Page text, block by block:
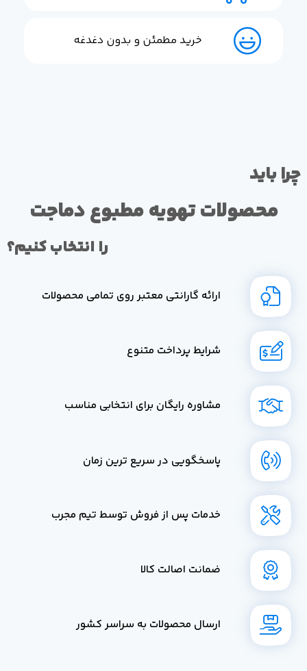
خرید مطمئن و بدون دغدغه
چرا باید
محصولات تهویه مطبوع دماجت
را انتخاب کنیم؟
ارائه گارانتی معتبر روی تمامی محصولات
شرایط پرداخت متنوع
مشاوره رایگان برای انتخابی مناسب
پاسخگویی در سریع ترین زمان
خدمات پس از فروش توسط تیم مجرب
ضمانت اصالت کالا
ارسال محصولات به سراسر کشور